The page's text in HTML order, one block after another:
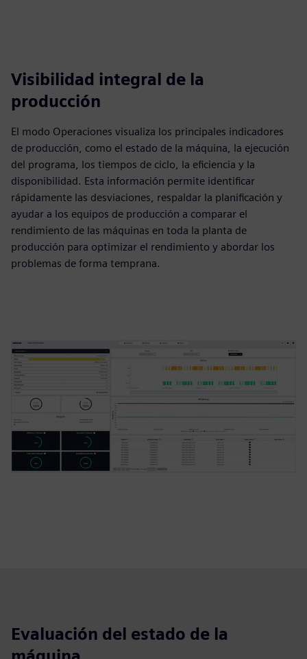
Visibilidad integral de la
producción
El modo Operaciones visualiza los principales indicadores
de producción, como el estado de la máquina, la ejecución
del programa, los tiempos de ciclo, la eficiencia y la
disponibilidad. Esta información permite identificar
rápidamente las desviaciones, respaldar la planificación y
ayudar a los equipos de producción a comparar el
rendimiento de las máquinas en toda la planta de
producción para optimizar el rendimiento y abordar los
problemas de forma temprana.
Evaluación del estado de la